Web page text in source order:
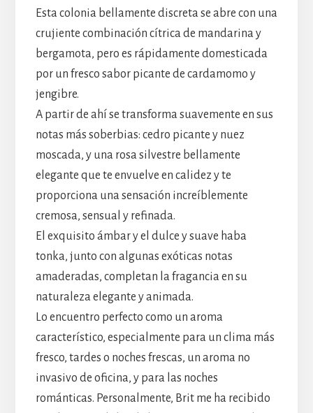
Esta colonia bellamente discreta se abre con una
crujiente combinación cítrica de mandarina y
bergamota, pero es rápidamente domesticada
por un fresco sabor picante de cardamomo y
jengibre.
A partir de ahí se transforma suavemente en sus
notas más soberbias: cedro picante y nuez
moscada, y una rosa silvestre bellamente
elegante que te envuelve en calidez y te
proporciona una sensación increíblemente
cremosa, sensual y refinada.
El exquisito ámbar y el dulce y suave haba
tonka, junto con algunas exóticas notas
amaderadas, completan la fragancia en su
naturaleza elegante y animada.
Lo encuentro perfecto como un aroma
característico, especialmente para un clima más
fresco, tardes o noches frescas, un aroma no
invasivo de oficina, y para las noches
románticas. Personalmente, Brit me ha recibido